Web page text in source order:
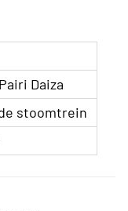
Daiza
stoomtrein